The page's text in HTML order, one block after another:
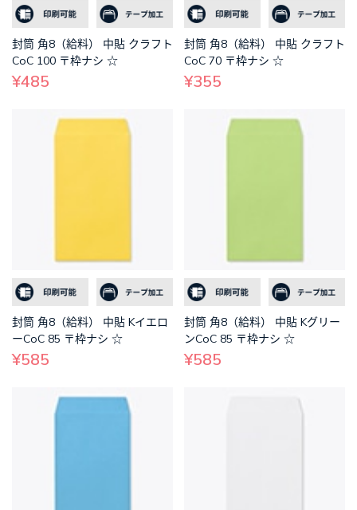
封筒 角8（給料） 中貼 クラフト
CoC 100 〒枠ナシ ☆
¥485
封筒 角8（給料） 中貼 クラフト
CoC 70 〒枠ナシ ☆
¥355
封筒 角8（給料） 中貼 Kイエロ
ーCoC 85 〒枠ナシ ☆
¥585
封筒 角8（給料） 中貼 Kグリー
ンCoC 85 〒枠ナシ ☆
¥585